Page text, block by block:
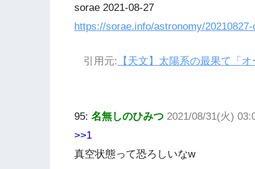
sorae 2021-08-27
https://sorae.info/astronomy/
引用元:
【天文】太陽系の最果て「
95: 名無しのひみつ 2021/08/31(火)
>>1
真空状態って恐ろしいなw